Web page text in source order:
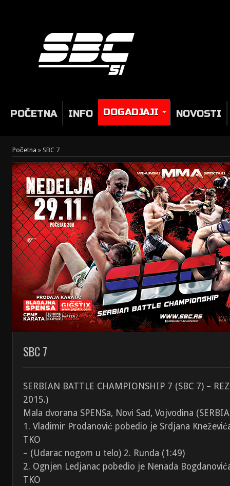
POČETNA INFO DOGADJAJI NOVOSTI
Početna » SBC 7
SBC 7
SERBIAN BATTLE CHAMPIONSHIP 7 (SBC 7) –
2015.)
Mala dvorana SPENSa, Novi Sad, Vojvodina
1. Vladimir Prodanović pobedio je Srdjana
TKO
– (Udarac nogom u telo) 2. Runda (1:49)
2. Ognjen Ledjanac pobedio je Nenada
TKO